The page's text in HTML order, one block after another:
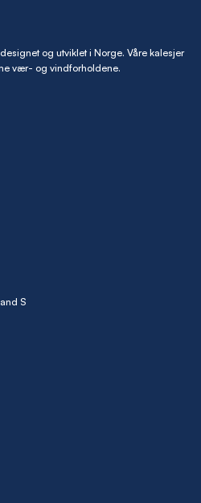
og utviklet i Norge. Våre kalesjer
vær- og vindforholdene.
S